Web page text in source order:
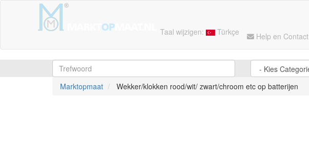
Taal wijzigen: Türkçe Help en Contact
Marktopmaat
Wekker/klokken rood/wit/ zwart/chroom etc op batterijen